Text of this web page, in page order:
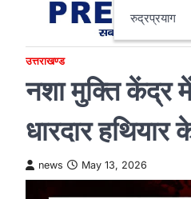
रुद्रप्रयाग
उत्तराखण्ड
नशा मुक्ति केंद्र
धारदार हथियार
news May 13, 2026